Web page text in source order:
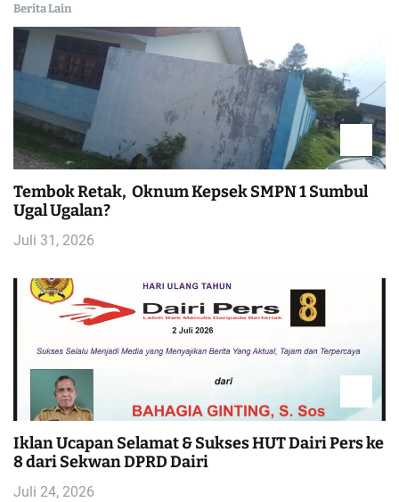
Berita Lain
Tembok Retak, Oknum Kepsek SMPN 1 Sumbul
Ugal Ugalan?
Juli 31, 2026
Iklan Ucapan Selamat & Sukses HUT Dairi Pers ke
8 dari Sekwan DPRD Dairi
Juli 24, 2026